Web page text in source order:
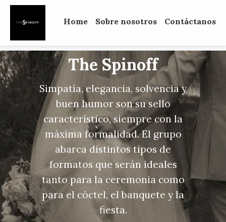
Home Sobre nosotros Contáctanos
The Spinoff
Simpatía, elegancia, solvencia y
buen humor son su sello
característico, siempre con la
máxima formalidad. El grupo
abarca distintos tipos de
formatos que serán ideales
tanto para la ceremonia como
para el cóctel, el banquete y la
fiesta.